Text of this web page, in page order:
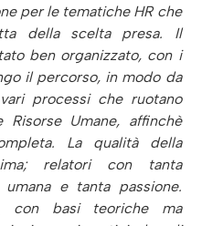
per le tematiche HR che
della scelta presa. Il
ben organizzato, con i
il percorso, in modo da
processi che ruotano
Umane, affinchè
La qualità della
relatori con tanta
umana e tanta passione.
con basi teoriche ma